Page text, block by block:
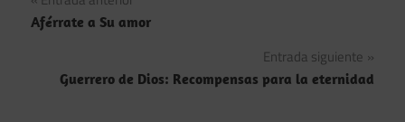
de
entradas
Aférrate a Su amor
Entrada siguiente
Guerrero de Dios: Recompensas para la eternidad